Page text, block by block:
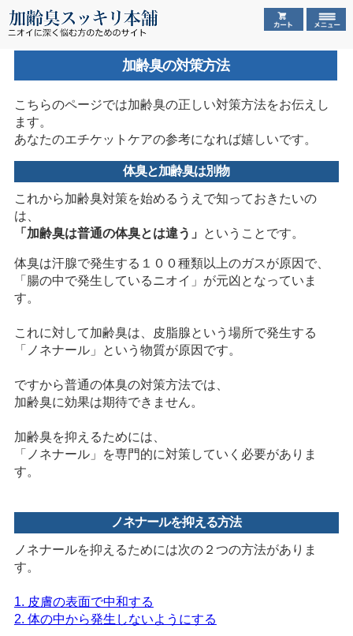
加齢臭の対策方法
こちらのページでは加齢臭の正しい対策方法をお伝えし
ます。
あなたのエチケットケアの参考になれば嬉しいです。
体臭と加齢臭は別物
これから加齢臭対策を始めるうえで知っておきたいの
は、
「加齢臭は普通の体臭とは違う」
ということです。
体臭は汗腺で発生する１００種類以上のガスが原因で、
「腸の中で発生しているニオイ」が元凶となっていま
す。
これに対して加齢臭は、皮脂腺という場所で発生する
「ノネナール」という物質が原因です。
ですから普通の体臭の対策方法では、
加齢臭に効果は期待できません。
加齢臭を抑えるためには、
「ノネナール」を専門的に対策していく必要がありま
す。
ノネナールを抑える方法
ノネナールを抑えるためには次の２つの方法がありま
す。
1. 皮膚の表面で中和する
2. 体の中から発生しないようにする